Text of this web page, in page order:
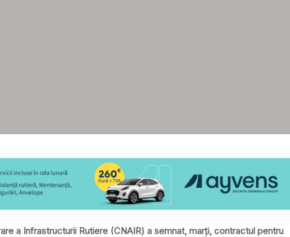
a Infrastructurii Rutiere (CNAIR) a semnat, marți, contractul pentru